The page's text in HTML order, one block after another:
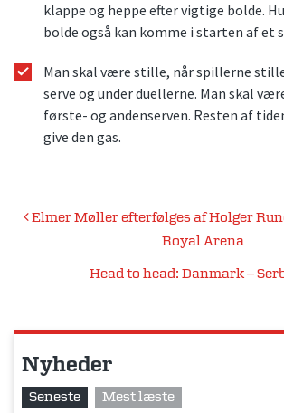
klappe og heppe efter vigtige bolde.
bolde også kan komme i starten af et
Man skal være stille, når spillerne
serve og under duellerne. Man skal
første- og andenserven. Resten af
give den gas.
Indlægsnavigation
Elmer Møller efterfølges af Holger
Royal Arena
Head to head: Danmark –
Nyheder
Seneste Mest læste